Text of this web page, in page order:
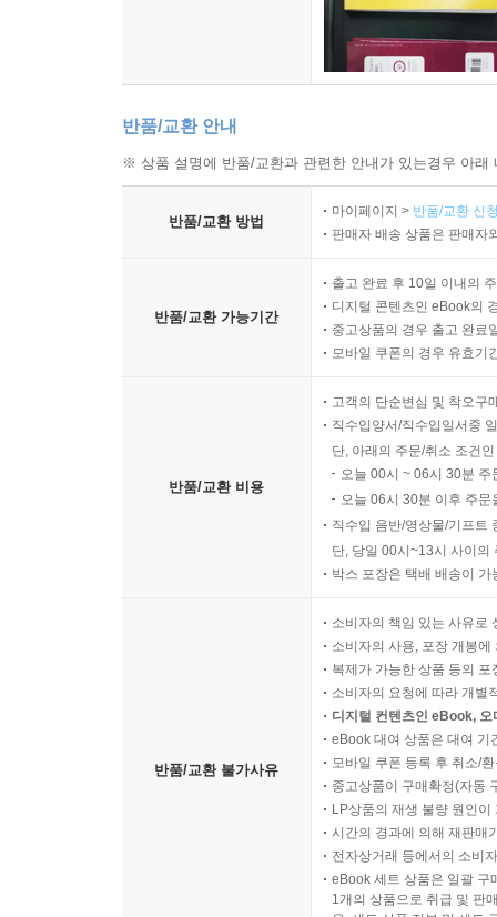
반품/교환 안내
※ 상품 설명에 반품/교환과 관련한 안내가 있는경우 아
반품/교환 방법
마이페이지 > 반품/교환 신
판매자 배송 상품은 판매자
반품/교환 가능기간
출고 완료 후 10일 이내의
디지털 콘텐츠인 eBook의
중고상품의 경우 출고 완료
모바일 쿠폰의 경우 유효기
반품/교환 비용
고객의 단순변심 및 착오구
직수입양서/직수입일서중
단, 아래의 주문/취소 조건
오늘 00시 ~ 06시 30분
오늘 06시 30분 이후 주
직수입 음반/영상물/기프트
단, 당일 00시~13시 사이의
박스 포장은 택배 배송이
반품/교환 불가사유
소비자의 책임 있는 사유로
소비자의 사용, 포장 개봉
복제가 가능한 상품 등의
소비자의 요청에 따라 개별
디지털 컨텐츠인 eBook,
eBook 대여 상품은 대여 기
모바일 쿠폰 등록 후 취소/
중고상품이 구매확정(자동
LP상품의 재생 불량 원인
시간의 경과에 의해 재판매
전자상거래 등에서의 소비
eBook 세트 상품은 일괄 구
1개의 상품으로 취급 및 판